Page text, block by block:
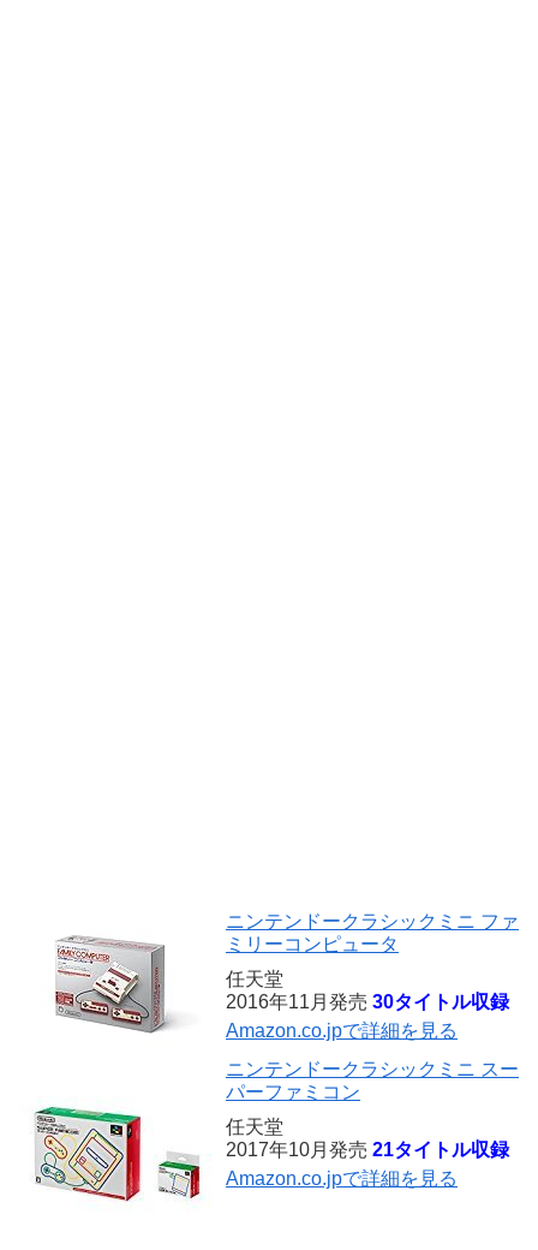
ニンテンドークラシックミニ ファ
ミリーコンピュータ
任天堂
2016年11月発売 30タイトル収録
Amazon.co.jpで詳細を見る
ニンテンドークラシックミニ スー
パーファミコン
任天堂
2017年10月発売 21タイトル収録
Amazon.co.jpで詳細を見る